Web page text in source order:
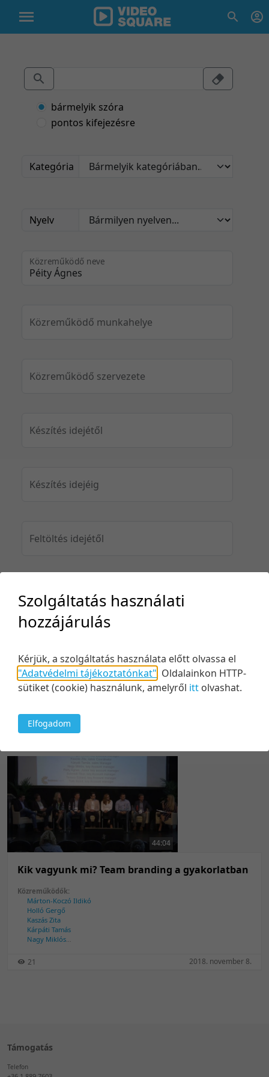
bármelyik szóra
pontos kifejezésre
Kategória
Nyelv
Közreműködő neve
Közreműködő munkahelye
Közreműködő szervezete
Készítés idejétől
Készítés idejéig
Feltöltés idejétől
Feltöltés idejéig
Keresés
Relevancia szerint
Kezdés/felvétel dátuma szerint
Feltöltés dátuma szerint
Feltöltés dátuma szerint
Utolsó módosítás szerint
Utolsó módosítás szerint
1 tétel
5 tétel/oldal
50 tétel/oldal
100 tétel/oldal
44:04
Kik vagyunk mi? Team branding a gyakorlatban
Közreműködők:
Márton-Koczó Ildikó
Holló Gergő
Kaszás Zita
Kárpáti Tamás
Nagy Miklós
Schmidt Tibor
21 2018. november 8.
Támogatás
Telefon
Szolgáltatás használati
hozzájárulás
Kérjük, a szolgáltatás használata előtt olvassa el
"Adatvédelmi tájékoztatónkat" Oldalainkon HTTP-
sütiket (cookie) használunk, amelyről itt olvashat.
Elfogadom